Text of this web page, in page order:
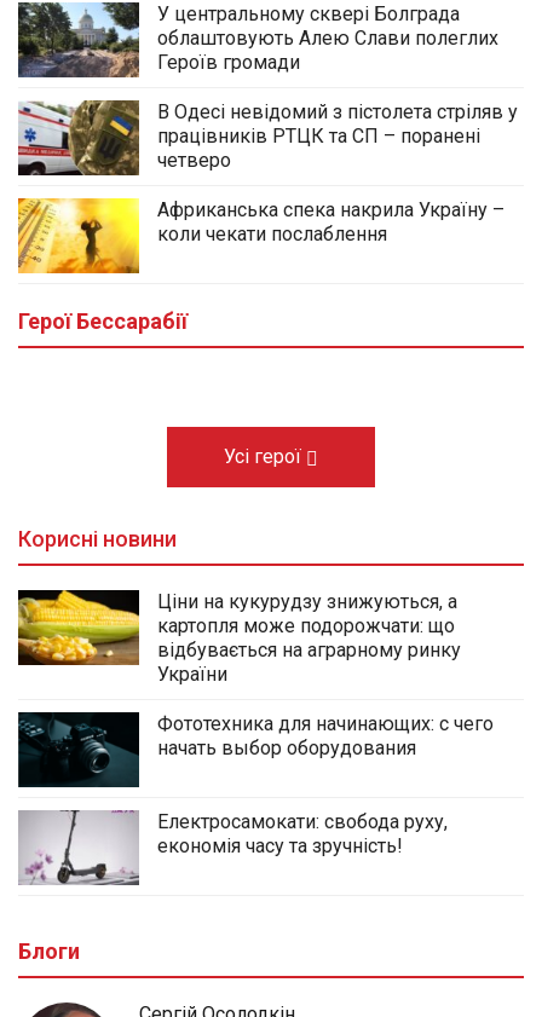
У центральному сквері Болграда
облаштовують Алею Слави полеглих
Героїв громади
В Одесі невідомий з пістолета стріляв у
працівників РТЦК та СП – поранені
четверо
Африканська спека накрила Україну –
коли чекати послаблення
Герої Бессарабії
У центральному сквері Болграда
облаштовують Алею Слави полеглих
Героїв громади
03.08.2026
Усі герої
Корисні новини
Ціни на кукурудзу знижуються, а
картопля може подорожчати: що
відбувається на аграрному ринку
України
Фототехника для начинающих: с чего
начать выбор оборудования
Електросамокати: свобода руху,
економія часу та зручність!
Блоги